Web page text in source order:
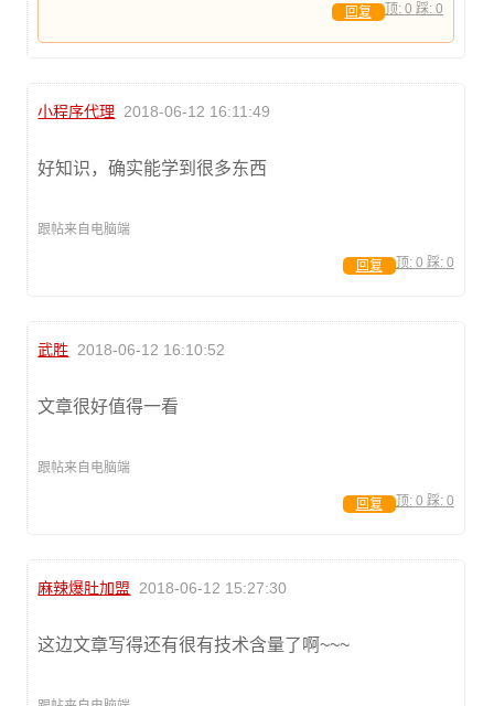
顶: 0 踩: 0
回复
小程序代理 2018-06-12 16:11:49
好知识，确实能学到很多东西
跟帖来自电脑端
顶: 0 踩: 0
回复
武胜 2018-06-12 16:10:52
文章很好值得一看
跟帖来自电脑端
顶: 0 踩: 0
回复
麻辣爆肚加盟 2018-06-12 15:27:30
这边文章写得还有很有技术含量了啊~~~